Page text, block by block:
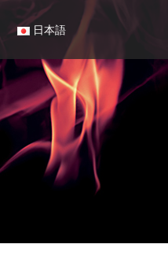
日本語
中国語